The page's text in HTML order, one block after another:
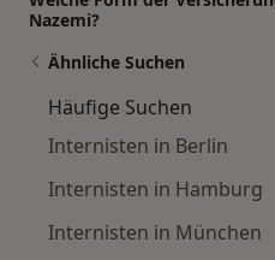
Nazemi?
Ähnliche Suchen
Häufige Suchen
Internisten in Berlin
Internisten in Hamburg
Internisten in München